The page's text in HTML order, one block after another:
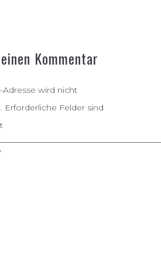
Kommentar
Adresse wird nicht
Erforderliche Felder sind